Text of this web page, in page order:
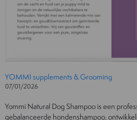
YOMMI supplements & Grooming
07/01/2026
Yommi Natural Dog Shampoo is een
gebalanceerde hondenshampoo,